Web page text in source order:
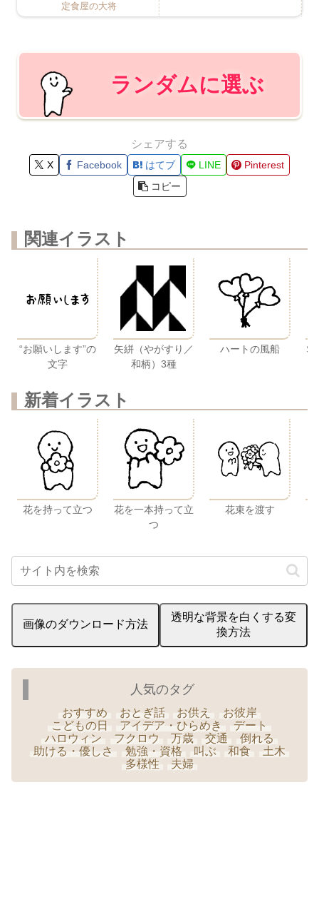
定食屋の大将
ランダムに選ぶ
シェアする
X Facebook はてブ LINE
Pinterest
コピー
関連イラスト
“お願いします”の
文字
矢絣（やがすり／
和柄）3種
ハートの風船
新着イラスト
花を持って立つ
花を一本持って立
つ
花束を渡す
画像のダウンロード方法
透明な背景を白くする変
換方法
人気のタグ
おすすめ おとぎ話 お供え
お彼岸
こどもの日
アイデア・ひらめき
デート
ハロウィン
フクロウ 万歳 交通
倒れる
助ける・優しさ
勉強・資格 叫ぶ 和食
土木
多様性
夫婦